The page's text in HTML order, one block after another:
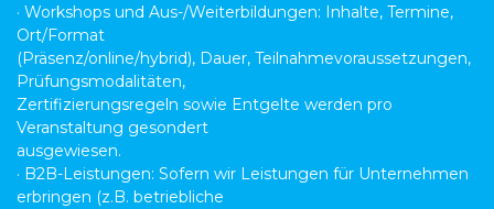
· Workshops und Aus-/Weiterbildungen: Inhalte, Termine,
Ort/Format
(Präsenz/online/hybrid), Dauer, Teilnahmevoraussetzungen,
Prüfungsmodalitäten,
Zertifizierungsregeln sowie Entgelte werden pro
Veranstaltung gesondert
ausgewiesen.
· B2B-Leistungen: Sofern wir Leistungen für Unternehmen
erbringen (z.B. betriebliche